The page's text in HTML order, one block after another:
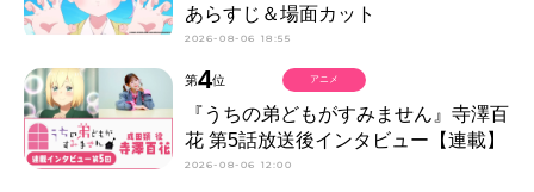
あらすじ＆場面カット
2026-08-06 18:55
第4位
『うちの弟どもがすみません』寺澤百
花 第5話放送後インタビュー【連載】
2026-08-06 12:00
アニメ